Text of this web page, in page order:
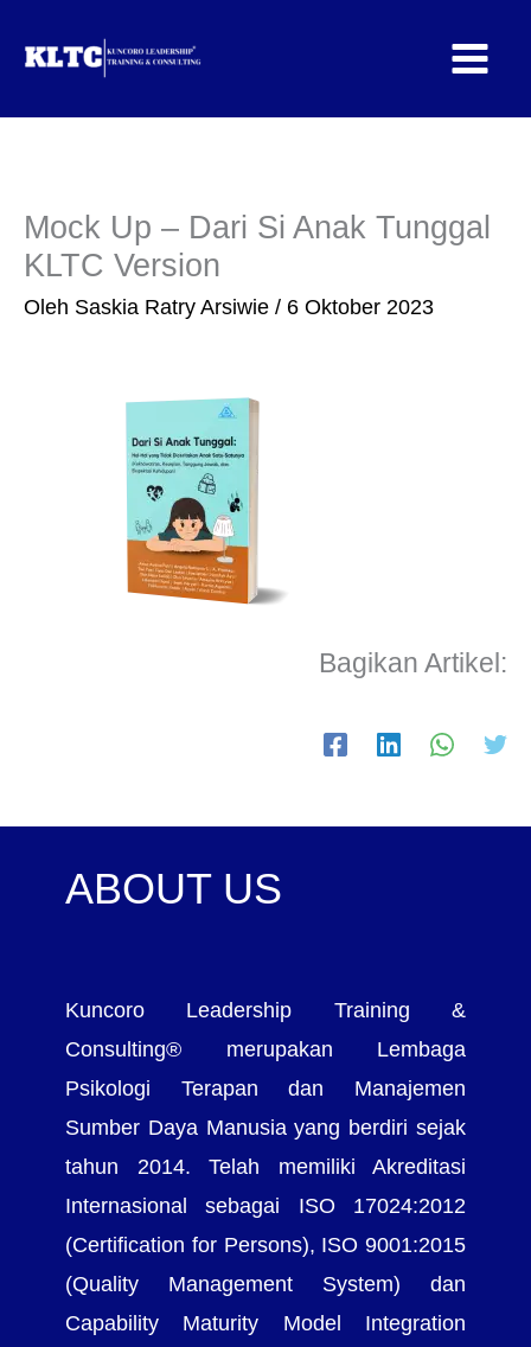
Mock Up – Dari Si Anak Tunggal
KLTC Version
Oleh Saskia Ratry Arsiwie / 6 Oktober 2023
Bagikan Artikel:
ABOUT US
Kuncoro Leadership Training &
Consulting® merupakan Lembaga
Psikologi Terapan dan Manajemen
Sumber Daya Manusia yang berdiri sejak
tahun 2014. Telah memiliki Akreditasi
Internasional sebagai ISO 17024:2012
(Certification for Persons), ISO 9001:2015
(Quality Management System) dan
Capability Maturity Model Integration